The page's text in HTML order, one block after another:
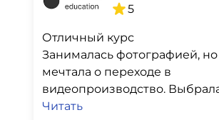
5
Отличный курс
Занималась фотографией, но
мечтала о переходе в
видеопроизводство.
Читать